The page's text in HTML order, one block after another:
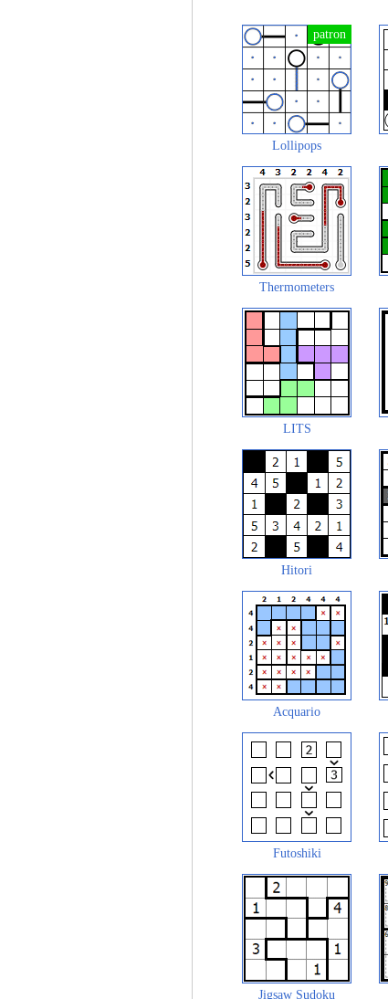
Lollipops
Thermometers
LITS
Hitori
Acquario
Futoshiki
Jigsaw Sudoku